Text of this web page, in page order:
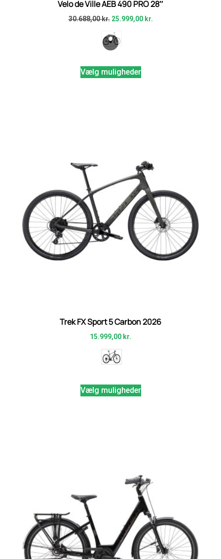
Velo de Ville AEB 490 PRO 28″
30.688,00kr. 25.999,00 kr.
Vælg muligheder
Trek FX Sport 5 Carbon 2026
15.999,00 kr.
Vælg muligheder